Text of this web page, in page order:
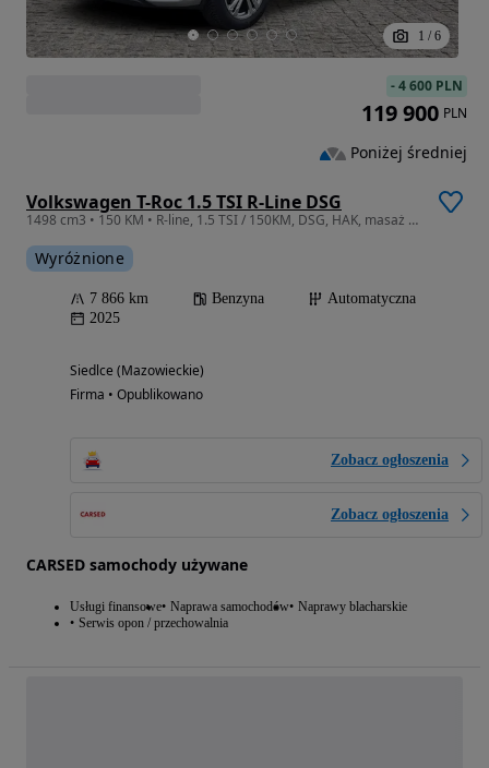
1 / 6
Volkswagen T-Roc 1.5 TSI R-Line DSG
1498 cm3 • 150 KM • R-line, 1.5 TSI / 150KM, DSG, HAK, masaż foteli, ACC, FV 23%
Wyróżnione
7 866 km Benzyna
Automatyczna
2025
Siedlce (Mazowieckie)
Firma • Opublikowano
Zobacz ogłoszenia
Zobacz ogłoszenia
CARSED samochody używane
Usługi finansowe Naprawa samochodów Naprawy blacharskie
Serwis opon / przechowalnia
-4 600 PLN
119 900 PLN
Poniżej średniej